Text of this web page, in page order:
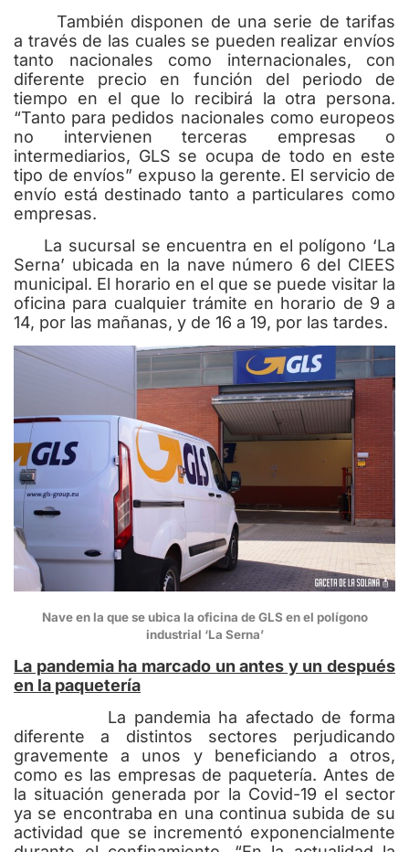
También disponen de una serie de tarifas
a través de las cuales se pueden realizar envíos
tanto nacionales como internacionales, con
diferente precio en función del periodo de
tiempo en el que lo recibirá la otra persona.
“Tanto para pedidos nacionales como europeos
no intervienen terceras empresas o
intermediarios, GLS se ocupa de todo en este
tipo de envíos” expuso la gerente. El servicio de
envío está destinado tanto a particulares como
empresas.
La sucursal se encuentra en el polígono ‘La
Serna’ ubicada en la nave número 6 del CIEES
municipal. El horario en el que se puede visitar la
oficina para cualquier trámite en horario de 9 a
14, por las mañanas, y de 16 a 19, por las tardes.
Nave en la que se ubica la oficina de GLS en el polígono
industrial ‘La Serna’
La pandemia ha marcado un antes y un después
en la paquetería
La pandemia ha afectado de forma
diferente a distintos sectores perjudicando
gravemente a unos y beneficiando a otros,
como es las empresas de paquetería. Antes de
la situación generada por la Covid-19 el sector
ya se encontraba en una continua subida de su
actividad que se incrementó exponencialmente